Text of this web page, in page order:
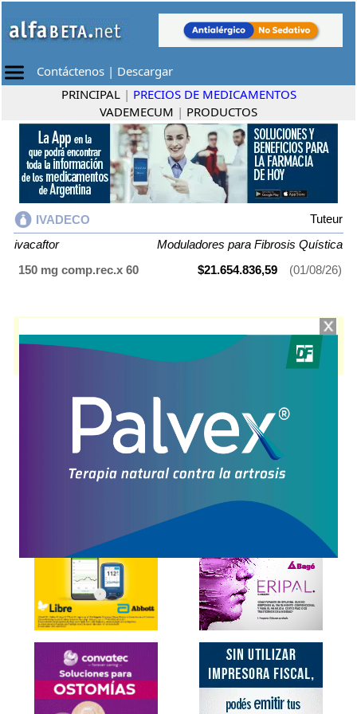
Contáctenos | Descargar
PRINCIPAL | PRECIOS DE MEDICAMENTOS
VADEMECUM | PRODUCTOS
IVADECO
Tuteur
ivacaftor
Moduladores para Fibrosis Quística
150 mg comp.rec.x 60
$21.654.836,59 (01/08/26)
Fibrosis Quística
y cuenta con 1 presentación
Explorar más
Otros productos con
ivacaftor
Otros productos de
Tuteur